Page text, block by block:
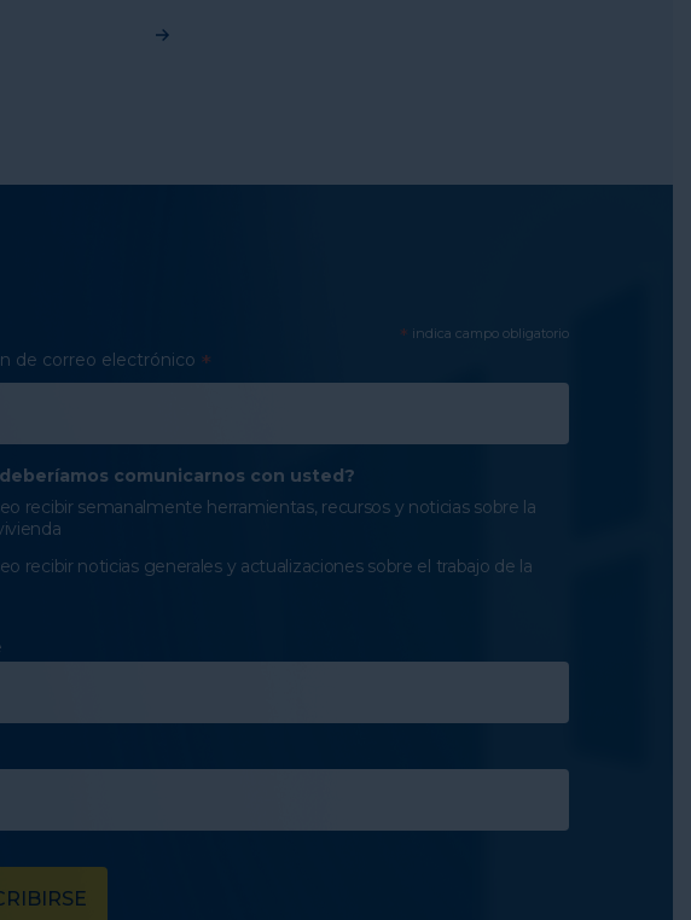
* indica campo obligatorio
de correo electrónico *
comunicarnos con usted?
recibir semanalmente herramientas, recursos y noticias sobre la
recibir noticias generales y actualizaciones sobre el trabajo de la